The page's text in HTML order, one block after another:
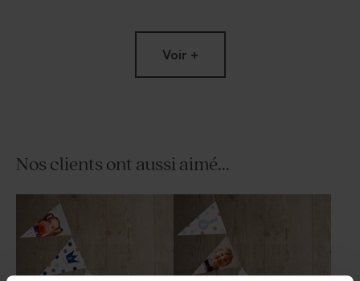
Menu fête motifs tropicaux
Set de table anniversaire uni
et photo instantanée
Voir +
Nos clients ont aussi aimé...